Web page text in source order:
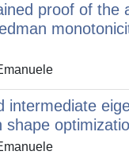
proof of the
intermediate
shape